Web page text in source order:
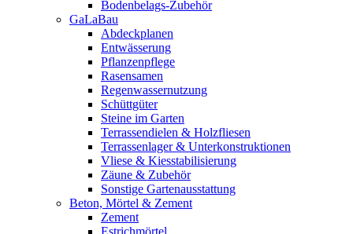
Bodenbelags-Zubehör
GaLaBau
Abdeckplanen
Entwässerung
Pflanzenpflege
Rasensamen
Regenwassernutzung
Schüttgüter
Steine im Garten
Terrassendielen & Holzfliesen
Terrassenlager & Unterkonstruktionen
Vliese & Kiesstabilisierung
Zäune & Zubehör
Sonstige Gartenausstattung
Beton, Mörtel & Zement
Zement
Estrichmörtel